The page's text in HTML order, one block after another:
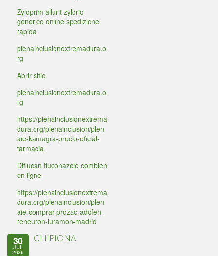
Zyloprim allurit zyloric
generico online spedizione
rapida
plenainclusionextremadura.o
rg
Abrir sitio
plenainclusionextremadura.o
rg
https://plenainclusionextrema
dura.org/plenainclusion/plen
aie-kamagra-precio-oficial-
farmacia
Diflucan fluconazole combien
en ligne
https://plenainclusionextrema
dura.org/plenainclusion/plen
aie-comprar-prozac-adofen-
reneuron-luramon-madrid
30
JUL
2026
CHIPIONA